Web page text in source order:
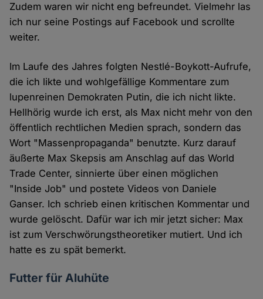
Zudem waren wir nicht eng befreundet. Vielmehr las
ich nur seine Postings auf Facebook und scrollte
weiter.
Im Laufe des Jahres folgten Nestlé-Boykott-Aufrufe,
die ich likte und wohlgefällige Kommentare zum
lupenreinen Demokraten Putin, die ich nicht likte.
Hellhörig wurde ich erst, als Max nicht mehr von den
öffentlich rechtlichen Medien sprach, sondern das
Wort "Massenpropaganda" benutzte. Kurz darauf
äußerte Max Skepsis am Anschlag auf das World
Trade Center, sinnierte über einen möglichen
"Inside Job" und postete Videos von Daniele
Ganser. Ich schrieb einen kritischen Kommentar und
wurde gelöscht. Dafür war ich mir jetzt sicher: Max
ist zum Verschwörungstheoretiker mutiert. Und ich
hatte es zu spät bemerkt.
Futter für Aluhüte